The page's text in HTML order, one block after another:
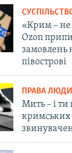
«Крим – не
Ozon
замовлень
півострові
ПРАВА
Мить – і
кримських